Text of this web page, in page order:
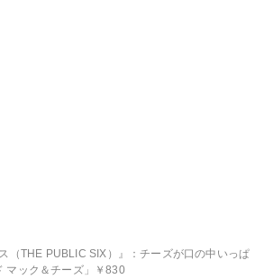
（THE PUBLIC SIX）』：チーズが口の中いっぱ
マック＆チーズ」￥830